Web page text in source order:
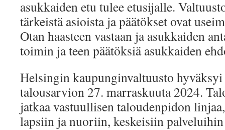
asukkaiden etu tulee etusijalle.
tärkeistä asioista ja päätökset ovat
Otan haasteen vastaan ja asukkaiden
toimin ja teen päätöksiä asukkaiden
Helsingin kaupunginvaltuusto
talousarvion 27. marraskuuta 2024.
jatkaa vastuullisen taloudenpidon
lapsiin ja nuoriin, keskeisiin palveluihin